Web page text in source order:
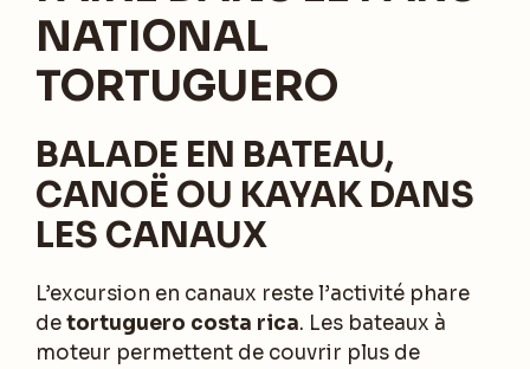
NATIONAL
TORTUGUERO
BALADE EN BATEAU,
CANOË OU KAYAK DANS
LES CANAUX
L’excursion en canaux reste l’activité phare
detortuguero costa rica. Les bateaux à
moteur permettent de couvrir plus de